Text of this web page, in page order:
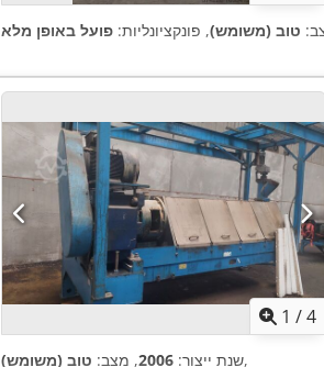
טוב (משומש), פונקציונליות: פועל באופן מלא
1 /4
שנת ייצור: 2006, מצב: טוב (משומש) ,